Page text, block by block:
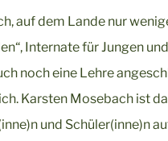
auf dem Lande nur
Internate für Jungen
noch eine Lehre
Karsten Mosebach ist
und Schüler(inne)n